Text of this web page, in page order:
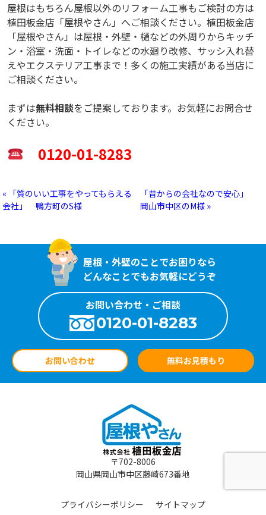
屋根はもちろん屋根以外のリフォーム工事もご検討の方は
植田板金店「屋根やさん」へご相談ください。植田板金店
「屋根やさん」は屋根・外壁・樋などの外周りからキッチ
ン・浴室・洗面・トイレなどの水廻り改修、サッシ入れ替
えやエクステリア工事まで！多くの施工実績がある当店に
ご相談ください。
まずは無料相談をご提案しております。お気軽にお問合せ
ください。
0120-01-8283
« 「質のいい工事をやってもらえる
会社」 鴨方町のS様
「昔からの会社なので安心」
岡山市中区のM様 »
屋根・外壁のことでお困りなら
どんなことでもお気軽にどうぞ
お問い合わせ・ご相談
0120-01-8283
お問い合わせ 無料お見積もり
〒702-8006
岡山県岡山市中区藤崎673番地
プライバシーポリシー サイトマップ